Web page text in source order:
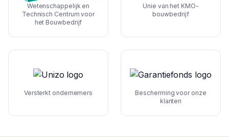
Wetenschappelijk en
Technisch Centrum voor
het Bouwbedrijf
Unie van het KMO-
bouwbedrijf
Versterkt ondernemers
Bescherming voor onze
klanten